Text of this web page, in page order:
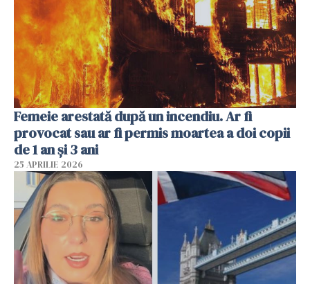
Femeie arestată după un incendiu. Ar fi
provocat sau ar fi permis moartea a doi copii
de 1 an și 3 ani
25 APRILIE 2026